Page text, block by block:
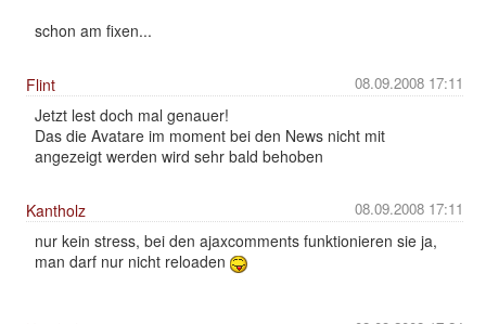
schon am fixen...
08.09.2008 17:11
Flint
Jetzt lest doch mal genauer!
Das die Avatare im moment bei den News nicht mit
angezeigt werden wird sehr bald behoben
08.09.2008 17:11
Kantholz
nur kein stress, bei den ajaxcomments funktionieren sie ja,
man darf nur nicht reloaden